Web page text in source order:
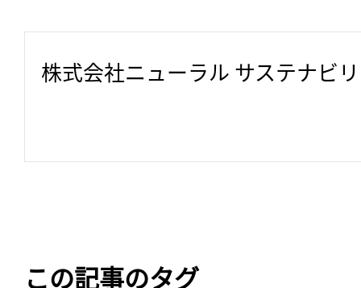
株式会社ニューラル サステナビ
この記事のタグ